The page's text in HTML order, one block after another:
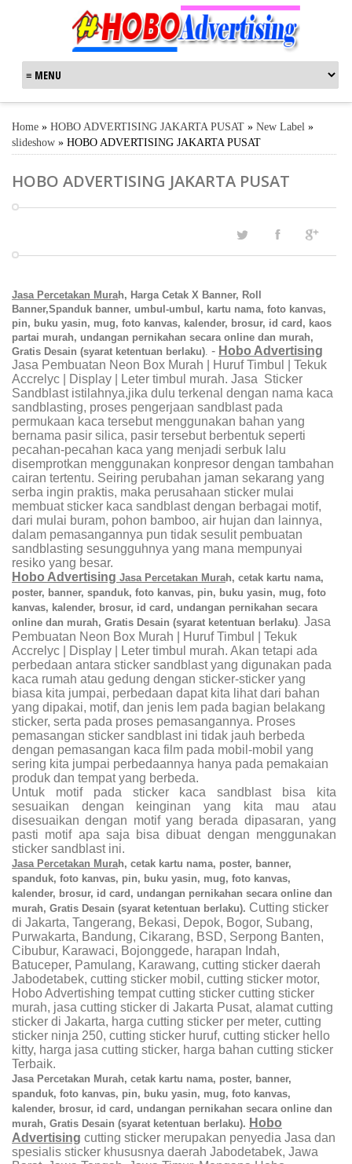
Home » HOBO ADVERTISING JAKARTA PUSAT » New Label »
slideshow » HOBO ADVERTISING JAKARTA PUSAT
HOBO ADVERTISING JAKARTA PUSAT
Jasa Percetakan Murah, Harga Cetak X Banner, Roll
Banner,Spanduk banner, umbul-umbul, kartu nama, foto kanvas,
pin, buku yasin, mug, foto kanvas, kalender, brosur, id card, kaos
partai murah, undangan pernikahan secara online dan murah,
Gratis Desain (syarat ketentuan berlaku). - Hobo Advertising
Jasa Pembuatan Neon Box Murah | Huruf Timbul | Tekuk
Accrelyc |
Display | Leter timbul murah. Jasa Sticker
Sandblast istilahnya,jika dulu terkenal dengan nama kaca
sandblasting, proses pengerjaan sandblast pada
permukaan kaca tersebut menggunakan bahan yang
bernama pasir silica, pasir tersebut berbentuk seperti
pecahan-pecahan kaca yang menjadi serbuk lalu
disemprotkan menggunakan konpresor dengan tambahan
cairan tertentu. Seiring perubahan jaman sekarang yang
serba ingin praktis, maka perusahaan sticker mulai
membuat sticker kaca sandblast dengan berbagai motif,
dari mulai buram, pohon bamboo, air hujan dan lainnya,
dalam pemasangannya pun tidak sesulit pembuatan
sandblasting sesungguhnya yang mana mempunyai
resiko yang besar.
Hobo Advertising Jasa Percetakan Murah, cetak kartu nama,
poster, banner, spanduk, foto kanvas, pin, buku yasin, mug, foto
kanvas, kalender, brosur, id card, undangan pernikahan secara
online dan murah, Gratis Desain (syarat ketentuan berlaku). Jasa
Pembuatan Neon Box Murah | Huruf Timbul | Tekuk
Accrelyc |
Display | Leter timbul murah. Akan tetapi ada
perbedaan antara sticker sandblast yang digunakan pada
kaca rumah atau gedung dengan sticker-sticker yang
biasa kita jumpai, perbedaan dapat kita lihat dari bahan
yang dipakai, motif, dan jenis lem pada bagian belakang
sticker, serta pada proses pemasangannya. Proses
pemasangan sticker sandblast ini tidak jauh berbeda
dengan pemasangan kaca film pada mobil-mobil yang
sering kita jumpai perbedaannya hanya pada pemakaian
produk dan tempat yang berbeda.
Untuk motif pada sticker kaca sandblast bisa kita
sesuaikan dengan keinginan yang kita mau atau
disesuaikan dengan motif yang berada dipasaran, yang
pasti motif apa saja bisa dibuat dengan menggunakan
sticker sandblast ini.
Jasa Percetakan Murah, cetak kartu nama, poster, banner,
spanduk, foto kanvas, pin, buku yasin, mug, foto kanvas,
kalender, brosur, id card, undangan pernikahan secara online dan
murah, Gratis Desain (syarat ketentuan berlaku). Cutting sticker
di Jakarta, Tangerang, Bekasi, Depok, Bogor, Subang,
Purwakarta, Bandung, Cikarang, BSD, Serpong Banten,
Cibubur, Karawaci, Bojonggede, harapan Indah,
Batuceper, Pamulang, Karawang, cutting sticker daerah
Jabodetabek, cutting sticker mobil, cutting sticker motor,
Hobo Advertishing tempat cutting sticker cutting sticker
murah, jasa cutting sticker di Jakarta Pusat, alamat cutting
sticker di Jakarta, harga cutting sticker per meter, cutting
sticker ninja 250, cutting sticker huruf, cutting sticker hello
kitty, harga jasa cutting sticker, harga bahan cutting sticker
Terbaik.
Jasa Percetakan Murah, cetak kartu nama, poster, banner,
spanduk, foto kanvas, pin, buku yasin, mug, foto kanvas,
kalender, brosur, id card, undangan pernikahan secara online dan
murah, Gratis Desain (syarat ketentuan berlaku). Hobo
Advertising cutting sticker merupakan penyedia Jasa dan
spesialis sticker khususnya daerah Jabodetabek, Jawa